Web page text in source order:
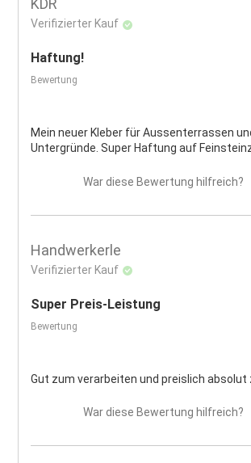
KDR
Verifizierter Kauf
Haftung!
Bewertung
Mein neuer Kleber für Aussenterrassen
Untergründe. Super Haftung auf
War diese Bewertung hilfreich?
Handwerkerle
Verifizierter Kauf
Super Preis-Leistung
Bewertung
Gut zum verarbeiten und preislich absolut
War diese Bewertung hilfreich?